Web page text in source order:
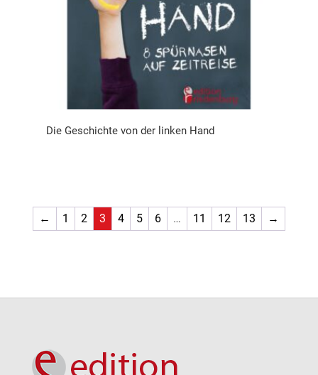
Die Geschichte von der linken Hand
← 1 2 3 4 5 6 … 11 12 13 →